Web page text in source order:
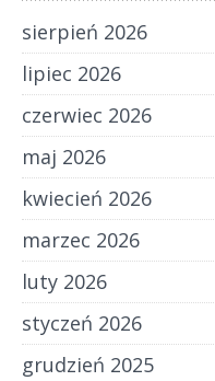
sierpień 2026
lipiec 2026
czerwiec 2026
maj 2026
kwiecień 2026
marzec 2026
luty 2026
styczeń 2026
grudzień 2025